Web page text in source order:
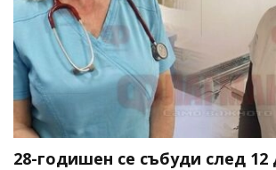
28-годишен се събуди след 12